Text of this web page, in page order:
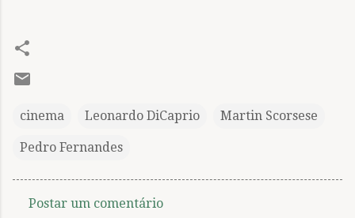
cinema Leonardo DiCaprio Martin Scorsese
Pedro Fernandes
Postar um comentário